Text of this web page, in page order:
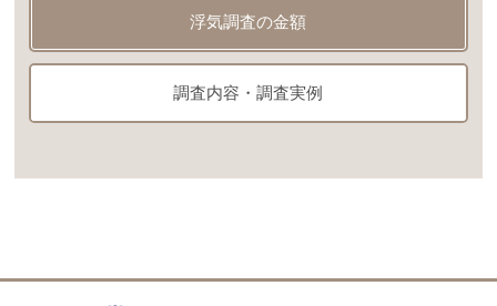
浮気調査の金額
調査内容・調査実例